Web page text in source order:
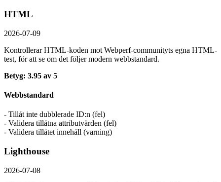
HTML
2026-07-09
Kontrollerar HTML-koden mot Webperf-communityts egna HTML-
test, för att se om det följer modern webbstandard.
Betyg: 3.95 av 5
Webbstandard
- Tillåt inte dubblerade ID:n (fel)
- Validera tillåtna attributvärden (fel)
- Validera tillåtet innehåll (varning)
Lighthouse
2026-07-08